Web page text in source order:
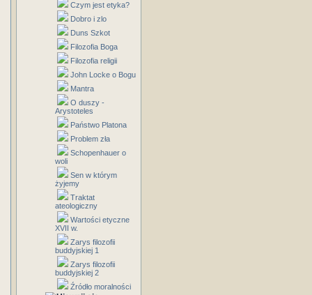
Czym jest etyka?
Dobro i zlo
Duns Szkot
Filozofia Boga
Filozofia religii
John Locke o Bogu
Mantra
O duszy -
Arystoteles
Państwo Platona
Problem zła
Schopenhauer o
woli
Sen w którym
żyjemy
Traktat
ateologiczny
Wartości etyczne
XVII w.
Zarys filozofii
buddyjskiej 1
Zarys filozofii
buddyjskiej 2
Źródło moralności